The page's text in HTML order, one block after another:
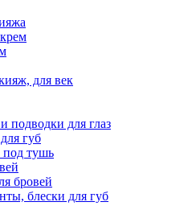
для век
подводки для глаз
губ
под тушь
бровей
блески для губ